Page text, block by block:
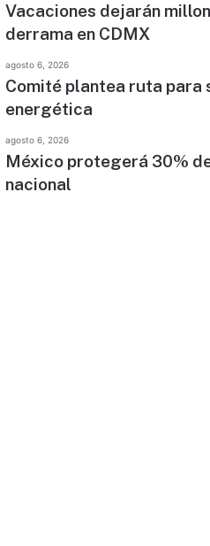
Vacaciones dejarán
derrama en CDMX
agosto 6, 2026
Comité plantea ruta para
energética
agosto 6, 2026
México protegerá 30%
nacional